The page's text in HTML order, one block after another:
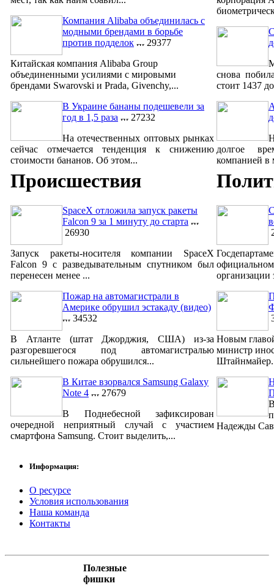
Компания Alibaba объединилась с
модными брендами в борьбе
против подделок
29377
Китайская компания Alibaba Group
объединенными усилиями с мировыми
брендами Swarovski и Prada, Givenchy,...
В Украине бананы подешевели за
год в 1,5 раза
27232
На отечественных оптовых рынках
сейчас отмечается тенденция к снижению
стоимости бананов. Об этом...
снова
стоит 1437
долгое
компанией в
Происшествия
SpaceX отложила запуск ракеты
Falcon 9 за 1 минуту до старта
26930
Запуск ракеты-носителя компании SpaceX
Falcon 9 с разведывательным спутником был
перенесен менее ...
Пожар на автомагистрали в
Америке обрушил эстакаду (видео)
34532
В Атланте (штат Джорджия, США) из-за
разгоревшегося под автомагистралью
сильнейшего пожара обрушился...
В Китае взорвался Samsung Galaxy
Note 4
27679
В Поднебесной зафиксирован
очередной неприятный случай с участием
смартфона Samsung. Стоит выделить,...
организации
Новым
министр
Надежды
Информация:
О ресурсе
Условия использования
Наша команда
Контакты
Полезные
фишки